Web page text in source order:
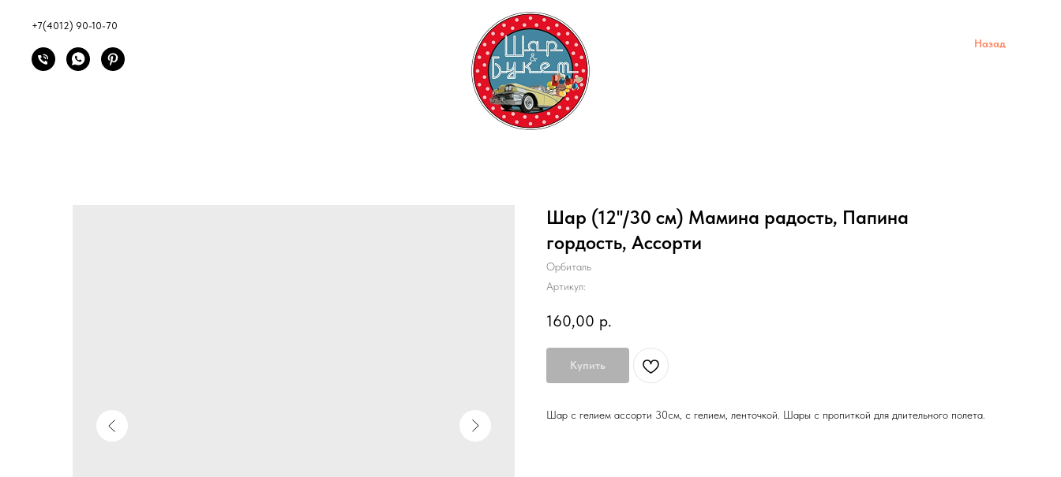
+7(4012) 90-10-70
Назад
Шар (12''/30 см) Мамина радость, Папина
гордость, Ассорти
Орбиталь
Артикул:
160,00 р.
Купить
Шар с гелием ассорти 30см, с гелием, ленточкой. Шары с пропиткой для длительного полета.